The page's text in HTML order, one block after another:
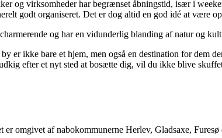
og virksomheder har begrænset åbningstid, især i
godt organiseret. Det er dog altid en god idé at være
og har en vidunderlig blanding af natur og
er ikke bare et hjem, men også en destination for dem
efter et nyt sted at bosætte dig, vil du ikke blive
omgivet af nabokommunerne Herlev, Gladsaxe,